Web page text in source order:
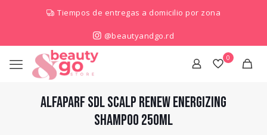
Tiempos de entregas a domicilio por zona
@beautyandgo.rd
0
ALFAPARF SDL SCALP RENEW ENERGIZING
SHAMPOO 250ml